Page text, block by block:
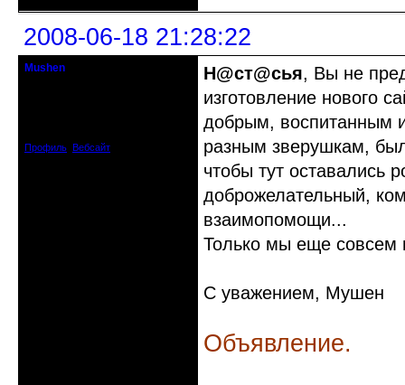
2008-06-18 21:28:22
Mushen
Профиль Вебсайт
Н@ст@сья, Вы не
изготовление нового
добрым, воспитанным
разным зверушкам,
чтобы тут оставались
доброжелательный,
взаимопомощи...
Только мы еще совсем
С уважением, Мушен
Объявление.